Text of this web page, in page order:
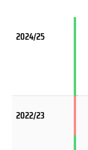
2024/25
2022/23